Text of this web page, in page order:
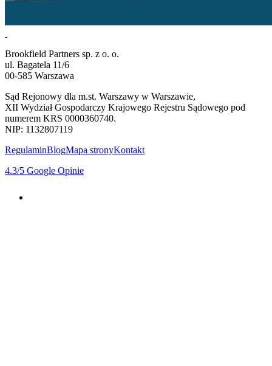
Brookfield Partners sp. z o. o.
ul. Bagatela 11/6
00-585 Warszawa
Sąd Rejonowy dla m.st. Warszawy w Warszawie,
XII Wydział Gospodarczy Krajowego Rejestru Sądowego pod
numerem KRS 0000360740.
NIP: 1132807119
RegulaminBlogMapa stronyKontakt
4.3/5 Google Opinie